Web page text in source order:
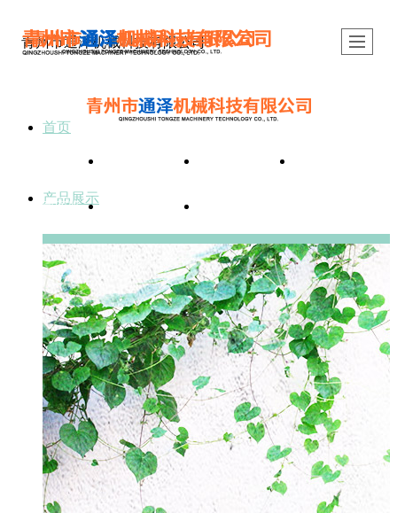
青州市通泽机械科技有限公司.
首页
产品展示
风机扇叶
加温设备
降温设备
牛舍风机
公司图册